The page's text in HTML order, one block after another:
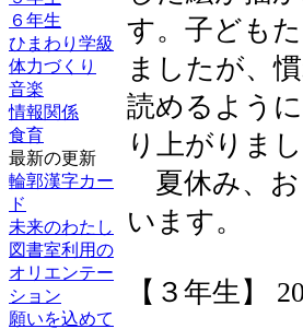
６年生
ひまわり学級
体力づくり
音楽
情報関係
食育
最新の更新
輪郭漢字カー
ド
未来のわたし
図書室利用の
オリエンテー
ション
願いを込めて
す。子ども
ましたが、
読めるよう
り上がりまし
夏休み、お
います。
【３年生】